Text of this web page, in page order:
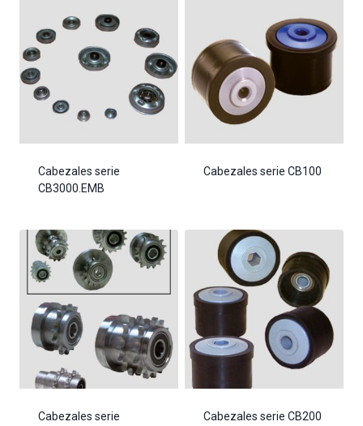
Cabezales serie
CB3000.EMB
Cabezales serie CB100
Cabezales serie
Cabezales serie CB200